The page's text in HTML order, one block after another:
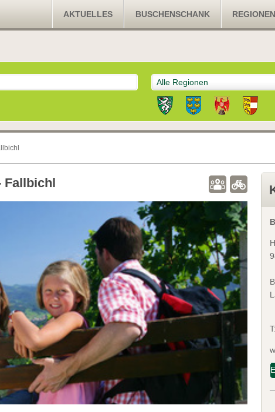
AKTUELLES BUSCHENSCHANK REGIONEN
Alle Regionen
Fallbichl
T: